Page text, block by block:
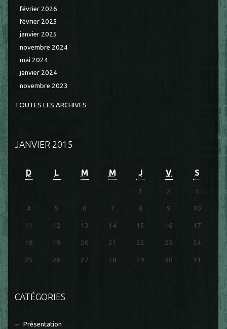
février 2026
février 2025
janvier 2025
novembre 2024
mai 2024
janvier 2024
novembre 2023
TOUTES LES ARCHIVES
JANVIER 2015
D L M M J V S
1 2 3
4 5 6 7 8 9 10
11 12 13 14 15 16 17
18 19 20 21 22 23 24
25 26 27 28 29 30 31
CATÉGORIES
Présentation